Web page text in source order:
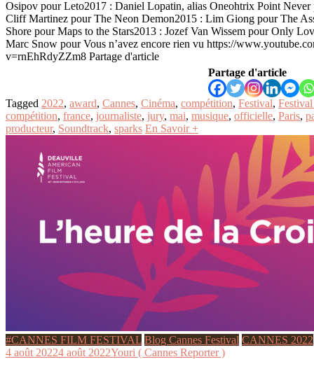
Osipov pour Leto2017 : Daniel Lopatin, alias Oneohtrix Point
Cliff Martinez pour The Neon Demon2015 : Lim Giong pour The
Shore pour Maps to the Stars2013 : Jozef Van Wissem pour Only
Marc Snow pour Vous n’avez encore rien vu https://
v=rnEhRdyZZm8 Partage d'article
Partage d'article
Tagged 2022, award, Cannes, Cinéma, compétition, Festival,
compétition, france, journaliste, jury, mai, musique, officielle, Paris,
producteur, Soundtrack, sparks En Savoir +
#CANNES FILM FESTIVAL Blog Cannes Festival CANNES 2022
4 août 20224 août 2022Youri ( Cannes Reporter )